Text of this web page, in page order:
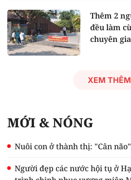
Thêm 2
đều làm
chuyên
XEM THÊM
MỚI & NÓNG
Nuôi con ở thành thị: "Cân
Người đẹp các nước hội tụ ở